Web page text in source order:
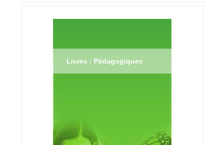
Livres : Pédagogiques